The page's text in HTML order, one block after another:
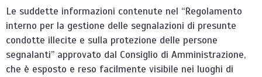
Le suddette informazioni contenute nel “Regolamento
interno per la gestione delle segnalazioni di presunte
condotte illecite e sulla protezione delle persone
segnalanti” approvato dal Consiglio di Amministrazione,
che è esposto e reso facilmente visibile nei luoghi di